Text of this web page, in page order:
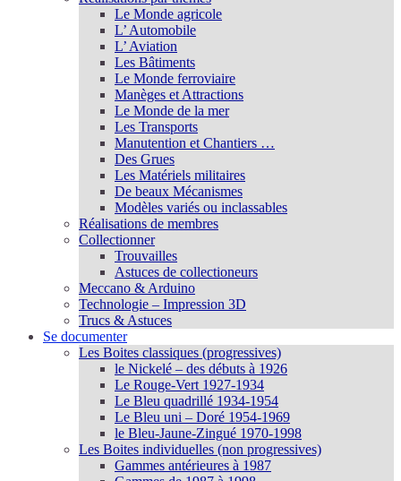
Le Monde agricole
L’ Automobile
L’ Aviation
Les Bâtiments
Le Monde ferroviaire
Manèges et Attractions
Le Monde de la mer
Les Transports
Manutention et Chantiers …
Des Grues
Les Matériels militaires
De beaux Mécanismes
Modèles variés ou inclassables
Réalisations de membres
Collectionner
Trouvailles
Astuces de collectioneurs
Meccano & Arduino
Technologie – Impression 3D
Trucs & Astuces
Se documenter
Les Boites classiques (progressives)
le Nickelé – des débuts à 1926
Le Rouge-Vert 1927-1934
Le Bleu quadrillé 1934-1954
Le Bleu uni – Doré 1954-1969
le Bleu-Jaune-Zingué 1970-1998
Les Boites individuelles (non progressives)
Gammes antérieures à 1987